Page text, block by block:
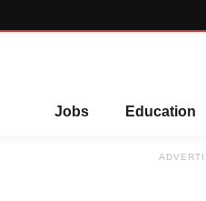
Jobs Education